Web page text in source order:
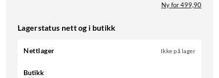
Ny for 499,90
Lagerstatus nett og i butikk
Nettlager Ikke på lager
Butikk